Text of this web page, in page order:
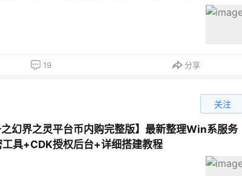
19 分享
关注
幻界之灵平台币内购完整版】最新整理Win系服务
具+CDK授权后台+详细搭建教程